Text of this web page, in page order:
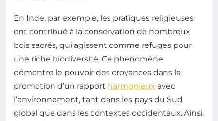
En Inde, par exemple, les pratiques religieuses
ont contribué à la conservation de nombreux
bois sacrés, qui agissent comme refuges pour
une riche biodiversité. Ce phénomène
démontre le pouvoir des croyances dans la
promotion d’un rapport harmonieux avec
l’environnement, tant dans les pays du Sud
global que dans les contextes occidentaux. Ainsi,